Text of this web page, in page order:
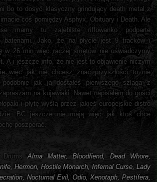
bo to dosyć klasyczny grindujący death metal z
coś pomiędzy Asphyx, Obituary i Death. Ale
mamy tu zajebiste riffowanko podparte
bateriami. Jako, że na płycie jest 9 tracków i
w 26 min więc raczej smętów nie uświadczymy
A i jeszcze info, że nie jest to objawienie niczym
więc jak nie chcesz znać przyszłości to nie
jak ja dostałeś pierwszego szlaga z
na kujawiaki. Nawet napisałem do gości
i płytę wyślą przez jakieś europejskie distro
BC jeszcze nie mają więc jak ktoś chce
poszperać.
DrumsAlma Matter, Bloodfiend, Dead Whore,
Hermon, Hostile Monarch, Infernal Curse, Lady
Nocturnal Evil, Odio, Xenotaph, Pestífera,